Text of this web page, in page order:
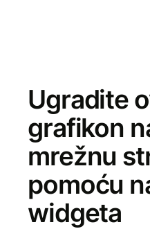
Ugradite
grafikon
mrežnu
pomoću
widgeta